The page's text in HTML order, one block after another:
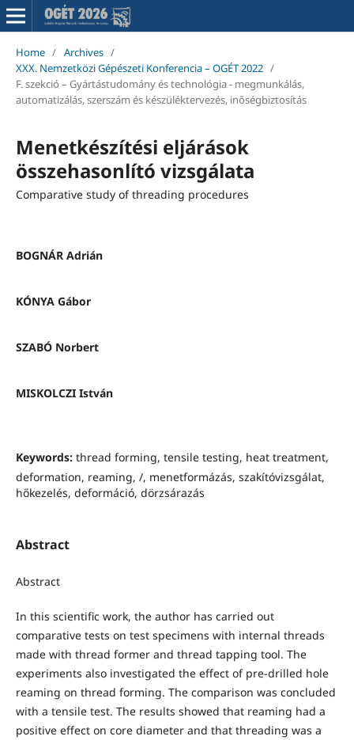
Home / Archives /
XXX. Nemzetközi Gépészeti Konferencia – OGÉT 2022 /
F. szekció – Gyártástudomány és technológia - megmunkálás,
automatizálás, szerszám és készüléktervezés, inőségbiztosítás
Menetkészítési eljárások
összehasonlító vizsgálata
Comparative study of threading procedures
BOGNÁR Adrián
KÓNYA Gábor
SZABÓ Norbert
MISKOLCZI István
Keywords: thread forming, tensile testing, heat treatment,
deformation, reaming, /, menetformázás, szakítóvizsgálat,
hőkezelés, deformáció, dörzsárazás
Abstract
Abstract
In this scientific work, the author has carried out
comparative tests on test specimens with internal threads
made with thread former and thread tapping tool. The
experiments also investigated the effect of pre-drilled hole
reaming on thread forming. The comparison was concluded
with a tensile test. The results showed that reaming had a
positive effect on core diameter and that threading was a